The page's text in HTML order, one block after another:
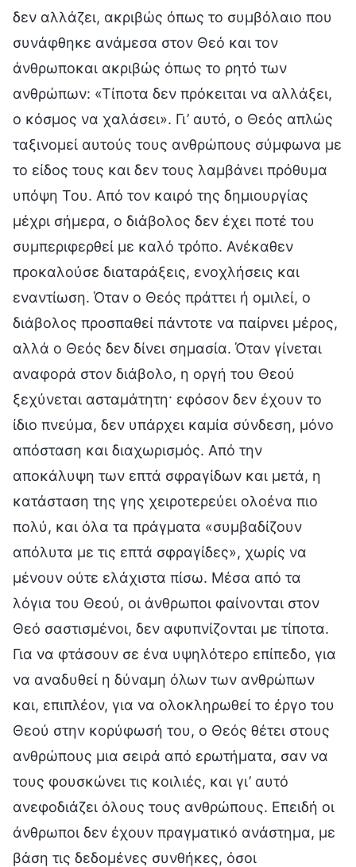
δεν αλλάζει, ακριβώς όπως το συμβόλαιο που
συνάφθηκε ανάμεσα στον Θεό και τον
άνθρωποκαι ακριβώς όπως το ρητό των
ανθρώπων: «Τίποτα δεν πρόκειται να αλλάξει,
ο κόσμος να χαλάσει». Γι’ αυτό, ο Θεός απλώς
ταξινομεί αυτούς τους ανθρώπους σύμφωνα με
το είδος τους και δεν τους λαμβάνει πρόθυμα
υπόψη Του. Από τον καιρό της δημιουργίας
μέχρι σήμερα, ο διάβολος δεν έχει ποτέ του
συμπεριφερθεί με καλό τρόπο. Ανέκαθεν
προκαλούσε διαταράξεις, ενοχλήσεις και
εναντίωση. Όταν ο Θεός πράττει ή ομιλεί, ο
διάβολος προσπαθεί πάντοτε να παίρνει μέρος,
αλλά ο Θεός δεν δίνει σημασία. Όταν γίνεται
αναφορά στον διάβολο, η οργή του Θεού
ξεχύνεται ασταμάτητη· εφόσον δεν έχουν το
ίδιο πνεύμα, δεν υπάρχει καμία σύνδεση, μόνο
απόσταση και διαχωρισμός. Από την
αποκάλυψη των επτά σφραγίδων και μετά, η
κατάσταση της γης χειροτερεύει ολοένα πιο
πολύ, και όλα τα πράγματα «συμβαδίζουν
απόλυτα με τις επτά σφραγίδες», χωρίς να
μένουν ούτε ελάχιστα πίσω. Μέσα από τα
λόγια του Θεού, οι άνθρωποι φαίνονται στον
Θεό σαστισμένοι, δεν αφυπνίζονται με τίποτα.
Για να φτάσουν σε ένα υψηλότερο επίπεδο, για
να αναδυθεί η δύναμη όλων των ανθρώπων
και, επιπλέον, για να ολοκληρωθεί το έργο του
Θεού στην κορύφωσή του, ο Θεός θέτει στους
ανθρώπους μια σειρά από ερωτήματα, σαν να
τους φουσκώνει τις κοιλιές, και γι’ αυτό
ανεφοδιάζει όλους τους ανθρώπους. Επειδή οι
άνθρωποι δεν έχουν πραγματικό ανάστημα, με
βάση τις δεδομένες συνθήκες, όσοι